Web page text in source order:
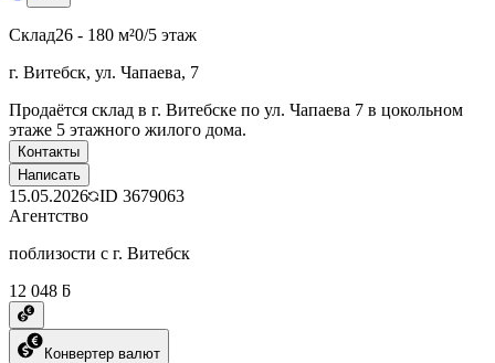
Склад26 - 180 м²0/5 этаж
г. Витебск, ул. Чапаева, 7
Продаётся склад в г. Витебске по ул. Чапаева 7 в цокольном
этаже 5 этажного жилого дома.
Контакты
Написать
15.05.2026 ID 3679063
Агентство
поблизости с г. Витебск
12 048 ƃ
Конвертер валют